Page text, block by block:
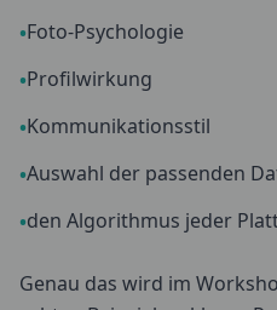
•Foto-Psychologie
•Profilwirkung
•Kommunikationsstil
•Auswahl der passenden
•den Algorithmus jeder
Genau das wird im